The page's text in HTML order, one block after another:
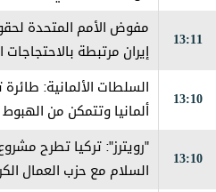
13:11
إيران مرتبطة
13:10
السلطات الألمانية:
ألمانيا وتتمكن من الهبوط
13:10
"رويترز": تركيا تطرح
السلام مع حزب العمال